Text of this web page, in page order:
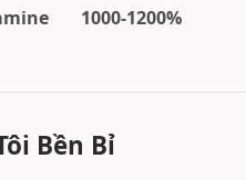
1000-1200%
Bền Bỉ